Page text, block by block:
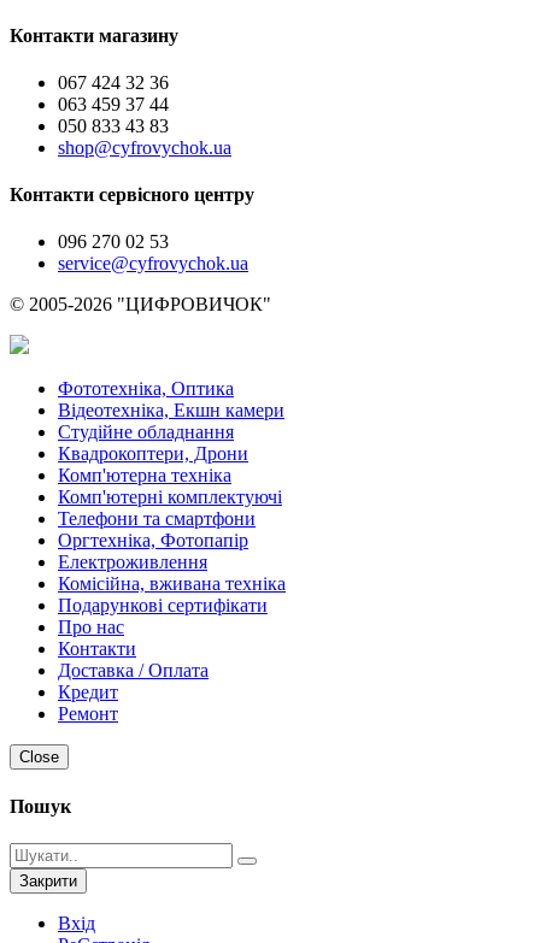
Контакти магазину
067 424 32 36
063 459 37 44
050 833 43 83
shop@cyfrovychok.ua
Контакти сервісного центру
096 270 02 53
service@cyfrovychok.ua
© 2005-2026 "ЦИФРОВИЧОК"
Фототехніка, Оптика
Відеотехніка, Екшн камери
Студійне обладнання
Квадрокоптери, Дрони
Комп'ютерна техніка
Комп'ютерні комплектуючі
Телефони та смартфони
Оргтехніка, Фотопапір
Електроживлення
Комісійна, вживана техніка
Подарункові сертифікати
Про нас
Контакти
Доставка / Оплата
Кредит
Ремонт
Close
Пошук
Закрити
Вхід